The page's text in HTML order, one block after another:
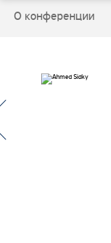
О конференции